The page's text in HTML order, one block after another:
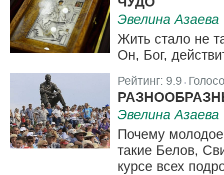
Эвелина Азаева
Жить стало не
Он, Бог,
Рейтинг: 9.9
Эвелина Азаева
Почему
такие Белов,
курсе всех